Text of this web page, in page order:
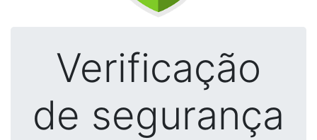
Verificação
de segurança